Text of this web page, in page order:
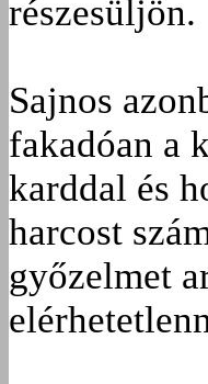
részesüljön.
Sajnos
fakadóan a
karddal és
harcost
győzelmet